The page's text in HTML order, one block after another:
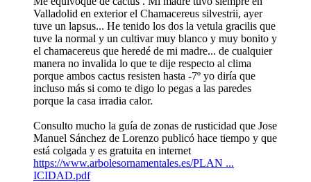
Valladolid en exterior el Chamacereus silvestrii, ayer
tuve un lapsus... He tenido los dos la vetula gracilis que
tuve la normal y un cultivar muy blanco y muy bonito y
el chamacereus que heredé de mi madre... de cualquier
manera no invalida lo que te dije respecto al clima
porque ambos cactus resisten hasta -7º yo diría que
incluso más si como te digo lo pegas a las paredes
porque la casa irradia calor.
Consulto mucho la guía de zonas de rusticidad que Jose
Manuel Sánchez de Lorenzo publicó hace tiempo y que
está colgada y es gratuita en internet
https://www.arbolesornamentales.es/PLAN ...
ICIDAD.pdf